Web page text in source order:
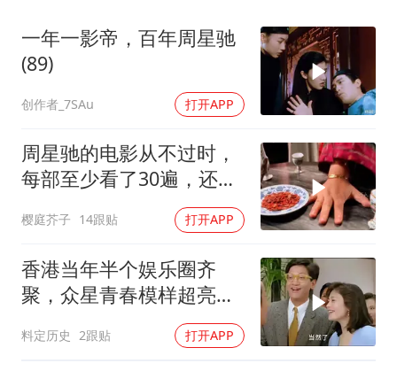
船舶避风项目停工 多地全力防台风
我国编制完成新版全月地质图
男子结婚8年发现3个女儿均非亲生
奋进开新局 实干挑大梁
一年一影帝，百年周星驰
(89)
创作者_7SAu 打开APP
周星驰的电影从不过时，
每部至少看了30遍，还是
樱庭芥子 14跟贴 打开APP
香港当年半个娱乐圈齐
聚，众星青春模样超亮
眼，星爷现身瞬间惊艳
料定历史 2跟贴 打开APP